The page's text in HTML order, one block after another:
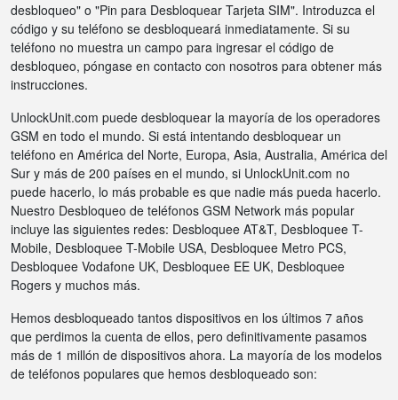
desbloqueo" o "Pin para Desbloquear Tarjeta SIM". Introduzca el
código y su teléfono se desbloqueará inmediatamente. Si su
teléfono no muestra un campo para ingresar el código de
desbloqueo, póngase en contacto con nosotros para obtener más
instrucciones.
UnlockUnit.com puede desbloquear la mayoría de los operadores
GSM en todo el mundo. Si está intentando desbloquear un
teléfono en América del Norte, Europa, Asia, Australia, América del
Sur y más de 200 países en el mundo, si UnlockUnit.com no
puede hacerlo, lo más probable es que nadie más pueda hacerlo.
Nuestro Desbloqueo de teléfonos GSM Network más popular
incluye las siguientes redes: Desbloquee AT&T, Desbloquee T-
Mobile, Desbloquee T-Mobile USA, Desbloquee Metro PCS,
Desbloquee Vodafone UK, Desbloquee EE UK, Desbloquee
Rogers y muchos más.
Hemos desbloqueado tantos dispositivos en los últimos 7 años
que perdimos la cuenta de ellos, pero definitivamente pasamos
más de 1 millón de dispositivos ahora. La mayoría de los modelos
de teléfonos populares que hemos desbloqueado son: